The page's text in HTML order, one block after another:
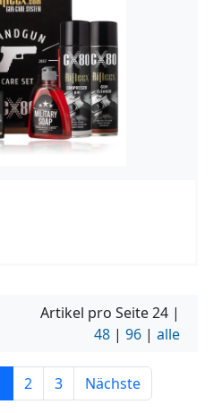
Artikel pro Seite24 |
48 | 96 | alle
2 3 Nächste